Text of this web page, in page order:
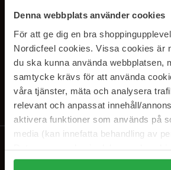
Denna webbplats använder cookies
För att ge dig en bra
Nordicfeel cookies. Vissa cookies är
du ska kunna använda webbplatsen,
samtycke krävs för att använda
våra tjänster, mäta och analysera
relevant och anpassat innehåll/
aktivera funktioner som används på
media (kan innefatta behandling av
Genom att trycka på "Tillåt alla
PRENUMERERA PÅ
NYHETSBREV
E-postadress
Genom att prenumerera accepterar du vår